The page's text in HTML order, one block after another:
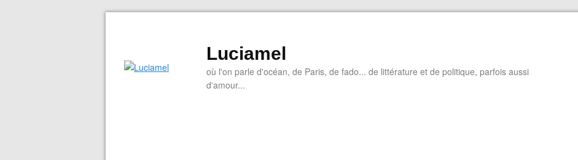
Luciamel
où l'on parle d'océan, de Paris, de fado... de littérature et de politique, parfois aussi
d'amour...